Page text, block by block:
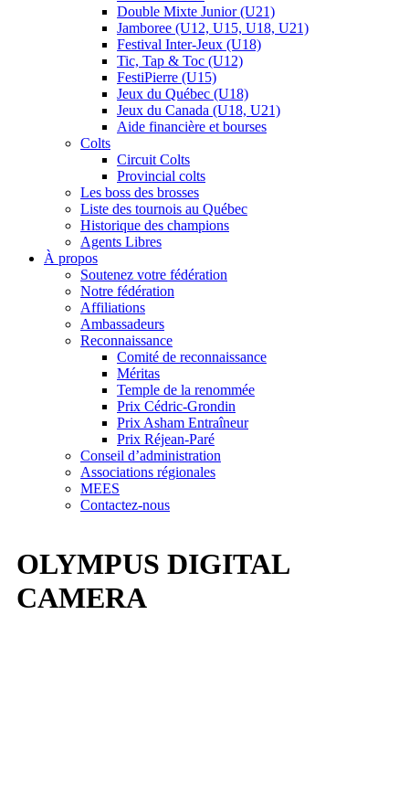
Double Mixte Junior (U21)
Jamboree (U12, U15, U18, U21)
Festival Inter-Jeux (U18)
Tic, Tap & Toc (U12)
FestiPierre (U15)
Jeux du Québec (U18)
Jeux du Canada (U18, U21)
Aide financière et bourses
Colts
Circuit Colts
Provincial colts
Les boss des brosses
Liste des tournois au Québec
Historique des champions
Agents Libres
À propos
Soutenez votre fédération
Notre fédération
Affiliations
Ambassadeurs
Reconnaissance
Comité de reconnaissance
Méritas
Temple de la renommée
Prix Cédric-Grondin
Prix Asham Entraîneur
Prix Réjean-Paré
Conseil d’administration
Associations régionales
MEES
Contactez-nous
OLYMPUS DIGITAL
CAMERA